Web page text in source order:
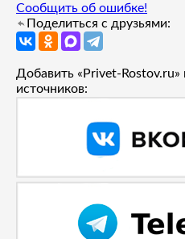
Сообщить об ошибке!
Поделиться с друзьями:
Добавить «Privet-Rostov.ru»
источников: